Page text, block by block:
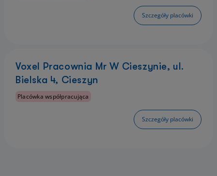
Szczegóły placówki
Voxel Pracownia Mr W Cieszynie, ul.
Bielska 4, Cieszyn
Placówka współpracująca
Szczegóły placówki